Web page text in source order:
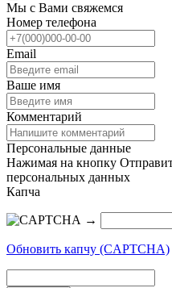
Мы с Вами свяжемся
Номер телефона
Email
Ваше имя
Комментарий
Персональные данные
Нажимая на кнопку
персональных данных
Капча
→
Обновить капчу (CAPTCHA)